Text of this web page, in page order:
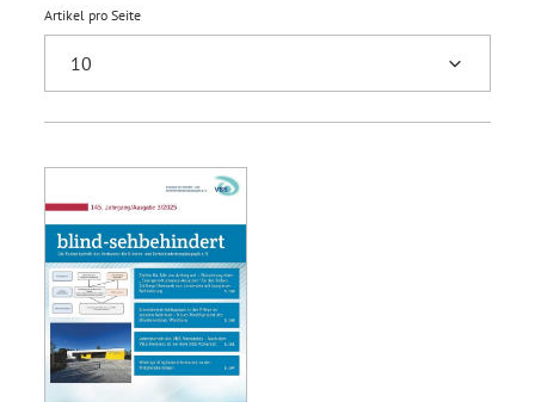
Artikel pro Seite